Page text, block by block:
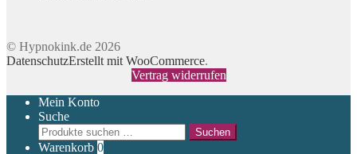
© Hypnokink.de 2026
DatenschutzErstellt mit WooCommerce.
Vertrag widerrufen
Mein Konto
Suche
Suchen
nach:
Suchen
Warenkorb 0